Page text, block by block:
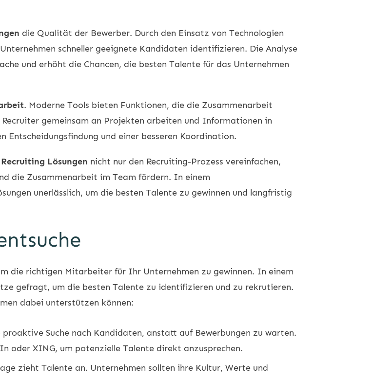
die Qualität der Bewerber. Durch den Einsatz von Technologien
schneller geeignete Kandidaten identifizieren. Die Analyse
und erhöht die Chancen, die besten Talente für das Unternehmen
. Moderne Tools bieten Funktionen, die die Zusammenarbeit
gemeinsam an Projekten arbeiten und Informationen in
Entscheidungsfindung und einer besseren Koordination.
Recruiting Lösungen nicht nur den Recruiting-Prozess vereinfachen,
die Zusammenarbeit im Team fördern. In einem
unerlässlich, um die besten Talente zu gewinnen und langfristig
die richtigen Mitarbeiter für Ihr Unternehmen zu gewinnen. In einem
gefragt, um die besten Talente zu identifizieren und zu rekrutieren.
dabei unterstützen können:
Suche nach Kandidaten, anstatt auf Bewerbungen zu warten.
oder XING, um potenzielle Talente direkt anzusprechen.
zieht Talente an. Unternehmen sollten ihre Kultur, Werte und